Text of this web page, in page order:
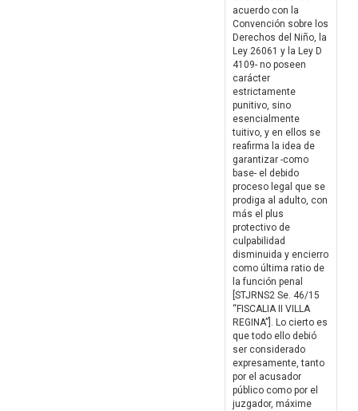
acuerdo con la
Convención sobre los
Derechos del Niño, la
Ley 26061 y la Ley D
4109- no poseen
carácter
estrictamente
punitivo, sino
esencialmente
tuitivo, y en ellos se
reafirma la idea de
garantizar -como
base- el debido
proceso legal que se
prodiga al adulto, con
más el plus
protectivo de
culpabilidad
disminuida y encierro
como última ratio de
la función penal
[STJRNS2 Se. 46/15
“FISCALIA II VILLA
REGINA”]. Lo cierto es
que todo ello debió
ser considerado
expresamente, tanto
por el acusador
público como por el
juzgador, máxime